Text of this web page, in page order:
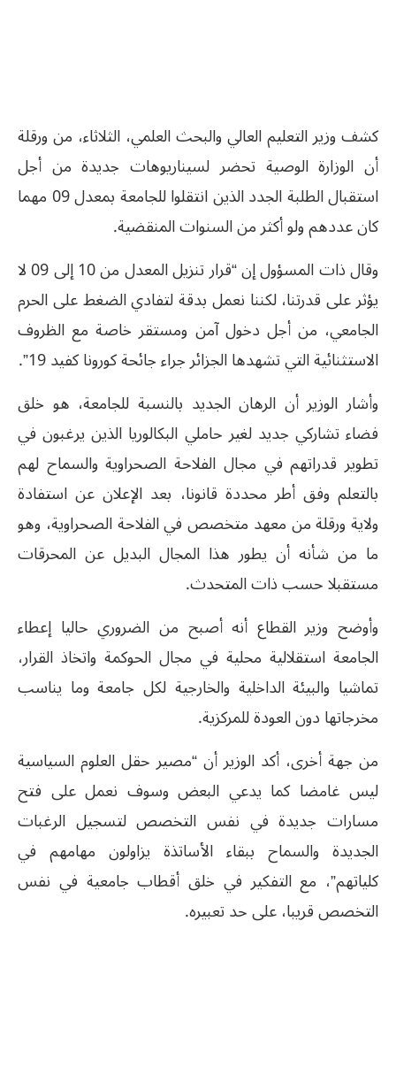
كشف وزير التعليم العالي والبحث العلمي، الثلاثاء، من ورقلة
أن الوزارة الوصية تحضر لسيناريوهات جديدة من أجل
استقبال الطلبة الجدد الذين انتقلوا للجامعة بمعدل 09 مهما
كان عددهم ولو أكثر من السنوات المنقضية.
وقال ذات المسؤول إن “قرار تنزيل المعدل من 10 إلى 09 لا
يؤثر على قدرتنا، لكننا نعمل بدقة لتفادي الضغط على الحرم
الجامعي، من أجل دخول آمن ومستقر خاصة مع الظروف
الاستثنائية التي تشهدها الجزائر جراء جائحة كورونا كفيد 19”.
وأشار الوزير أن الرهان الجديد بالنسبة للجامعة، هو خلق
فضاء تشاركي جديد لغير حاملي البكالوريا الذين يرغبون في
تطوير قدراتهم في مجال الفلاحة الصحراوية والسماح لهم
بالتعلم وفق أطر محددة قانونا، بعد الإعلان عن استفادة
ولاية ورقلة من معهد متخصص في الفلاحة الصحراوية، وهو
ما من شأنه أن يطور هذا المجال البديل عن المحرقات
مستقبلا حسب ذات المتحدث.
وأوضح وزير القطاع أنه أصبح من الضروري حاليا إعطاء
الجامعة استقلالية محلية في مجال الحوكمة واتخاذ القرار،
تماشيا والبيئة الداخلية والخارجية لكل جامعة وما يناسب
مخرجاتها دون العودة للمركزية.
من جهة أخرى، أكد الوزير أن “مصير حقل العلوم السياسية
ليس غامضا كما يدعي البعض وسوف نعمل على فتح
مسارات جديدة في نفس التخصص لتسجيل الرغبات
الجديدة والسماح ببقاء الأساتذة يزاولون مهامهم في
كلياتهم”، مع التفكير في خلق أقطاب جامعية في نفس
التخصص قريبا، على حد تعبيره.